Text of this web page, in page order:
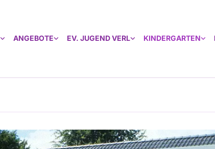
ANGEBOTE EV. JUGEND VERL KINDERGARTEN